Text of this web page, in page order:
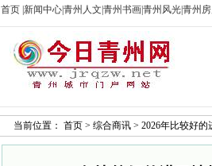
首页 新闻中心青州人文 青州书画青州风光青州
当前位置： 首页 > 综合商讯 > 2026年比较好